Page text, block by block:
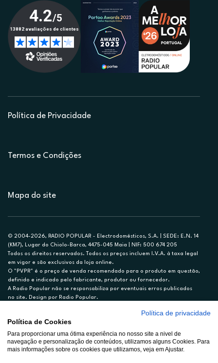
Política de Privacidade
Termos e Condições
Mapa do site
© 2004-2026, RADIO POPULAR - Electrodomésticos, S.A. | SEDE: E.N. 14
(KM7), Lugar do Chiolo-Barca, 4475-045 Maia | NIF: 500 674 205
Todos os direitos reservados. Todos os preços incluem I.V.A. à taxa legal
em vigor e são exclusivos da loja online.
O "PVPR" é o preço de venda recomendado para o produto em questão,
definido e indicado pelo fabricante, produtor ou fornecedor.
A Radio Popular não se responsabiliza por eventuais erros publicados
no site. Design por Radio Popular.
Ex. para limite de crédito de €1.500, reembolsado em 12 meses, TAN
14,79%.
Crédito sujeito a aprovação pelo Cetelem, marca BNP Paribas Personal
Finance, S.A., Sucursal em Portugal. Informe-se no 21 721 90 00 (dias
Política de privacidade
Política de Cookies
Para proporcionar uma ótima experiência no nosso site a nivel de
navegação e personalização de conteúdos, utilizamos alguns Cookies. Para
mais informações sobre os cookies que utilizamos, veja em Ajustar.